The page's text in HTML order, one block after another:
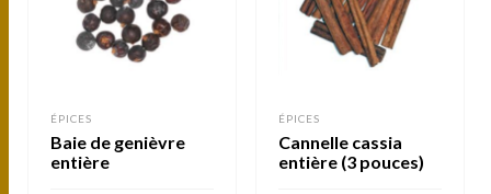
ÉPICES
Baie de genièvre
entière
ÉPICES
Cannelle cassia
entière (3 pouces)